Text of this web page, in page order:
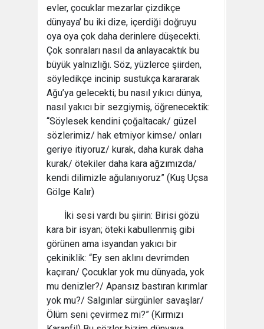
evler, çocuklar mezarlar çizdikçe
dünyaya’ bu iki dize, içerdiği doğruyu
oya oya çok daha derinlere düşecekti.
Çok sonraları nasıl da anlayacaktık bu
büyük yalnızlığı. Söz, yüzlerce şiirden,
söyledikçe incinip sustukça karararak
Ağu’ya gelecekti; bu nasıl yıkıcı dünya,
nasıl yakıcı bir sezgiymiş, öğrenecektik:
“Söylesek kendini çoğaltacak/ güzel
sözlerimiz/ hak etmiyor kimse/ onları
geriye itiyoruz/ kurak, daha kurak daha
kurak/ ötekiler daha kara ağzımızda/
kendi dilimizle ağulanıyoruz” (Kuş Uçsa
Gölge Kalır)
İki sesi vardı bu şiirin: Birisi gözü
kara bir isyan; öteki kabullenmiş gibi
görünen ama isyandan yakıcı bir
çekiniklik: “Ey sen aklını devrimden
kaçıran/ Çocuklar yok mu dünyada, yok
mu denizler?/ Apansız bastıran kırımlar
yok mu?/ Salgınlar sürgünler savaşlar/
Ölüm seni çevirmez mi?” (Kırmızı